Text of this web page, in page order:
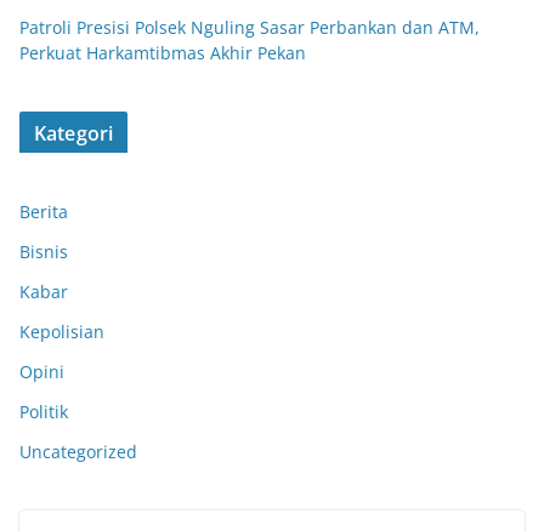
Patroli Presisi Polsek Nguling Sasar Perbankan dan ATM,
Perkuat Harkamtibmas Akhir Pekan
Kategori
Berita
Bisnis
Kabar
Kepolisian
Opini
Politik
Uncategorized